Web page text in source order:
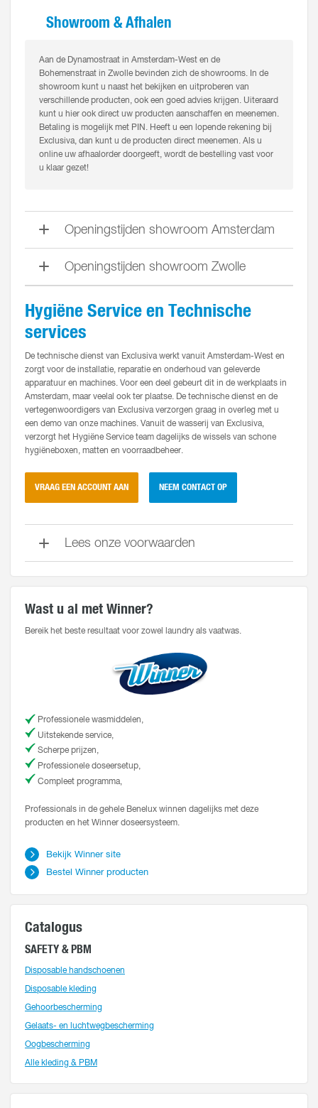
Showroom & Afhalen
Aan de Dynamostraat in Amsterdam-West en de
Bohemenstraat in Zwolle bevinden zich de showrooms. In de
showroom kunt u naast het bekijken en uitproberen van
verschillende producten, ook een goed advies krijgen. Uiteraard
kunt u hier ook direct uw producten aanschaffen en meenemen.
Betaling is mogelijk met PIN. Heeft u een lopende rekening bij
Exclusiva, dan kunt u de producten direct meenemen. Als u
online uw afhaalorder doorgeeft, wordt de bestelling vast voor
u klaar gezet!
Openingstijden showroom Amsterdam
Openingstijden showroom Zwolle
Hygiëne Service en Technische
services
De technische dienst van Exclusiva werkt vanuit Amsterdam-West en
zorgt voor de installatie, reparatie en onderhoud van geleverde
apparatuur en machines. Voor een deel gebeurt dit in de werkplaats in
Amsterdam, maar veelal ook ter plaatse. De technische dienst en de
vertegenwoordigers van Exclusiva verzorgen graag in overleg met u
een demo van onze machines. Vanuit de wasserij van Exclusiva,
verzorgt het Hygiëne Service team dagelijks de wissels van schone
hygiëneboxen, matten en voorraadbeheer.
VRAAG EEN ACCOUNT AAN NEEM CONTACT OP
Lees onze voorwaarden
Wast u al met Winner?
Bereik het beste resultaat voor zowel laundry als vaatwas.
Professionele wasmiddelen,
Uitstekende service,
Scherpe prijzen,
Professionele doseersetup,
Compleet programma,
Professionals in de gehele Benelux winnen dagelijks met deze
producten en het Winner doseersysteem.
Bekijk Winner site
Bestel Winner producten
Catalogus
SAFETY & PBM
Disposable handschoenen
Disposable kleding
Gehoorbescherming
Gelaats- en luchtwegbescherming
Oogbescherming
Alle kleding & PBM